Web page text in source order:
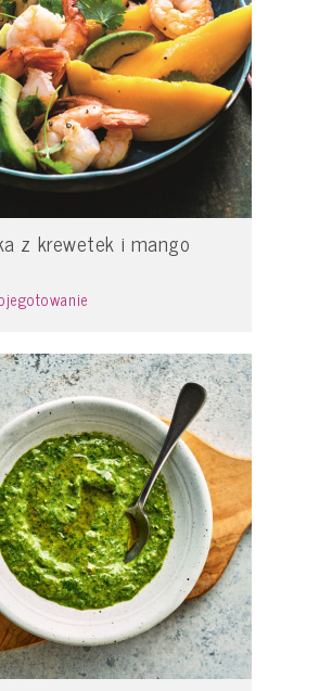
z krewetek i mango